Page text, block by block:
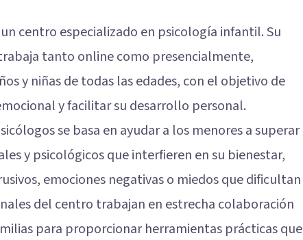
centro especializado en psicología infantil. Su
tanto online como presencialmente,
y niñas de todas las edades, con el objetivo de
y facilitar su desarrollo personal.
se basa en ayudar a los menores a superar
y psicológicos que interfieren en su bienestar,
emociones negativas o miedos que dificultan
del centro trabajan en estrecha colaboración
para proporcionar herramientas prácticas que